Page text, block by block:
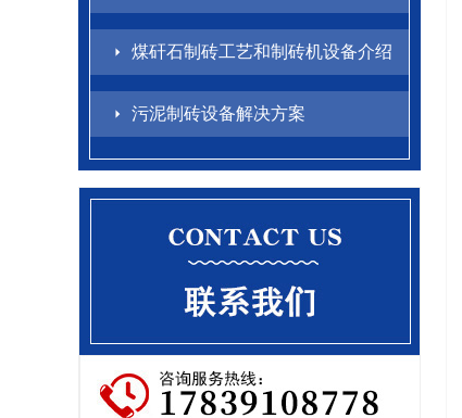
煤矸石制砖工艺和制砖机设备介绍
污泥制砖设备解决方案